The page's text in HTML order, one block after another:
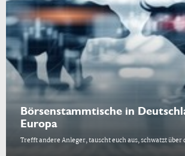
Börsenstammtische in
Europa
Trefft andere Anleger, tauscht euch aus, schwatzt über